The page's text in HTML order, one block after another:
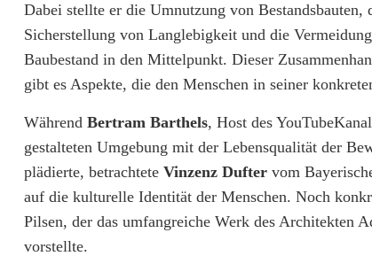
E
t
h
i
k
i
n
Dabei stellte er die Umnutzung von
Sicherstellung von Langlebigkeit und die
Baubestand in den Mittelpunkt. Dieser
gibt es Aspekte, die den Menschen in seiner
Während Bertram Barthels, Host des
gestalteten Umgebung mit der Lebensqualität der
plädierte, betrachtete Vinzenz Dufter vom
auf die kulturelle Identität der Menschen. Noch
Pilsen, der das umfangreiche Werk des Architekten
vorstellte.